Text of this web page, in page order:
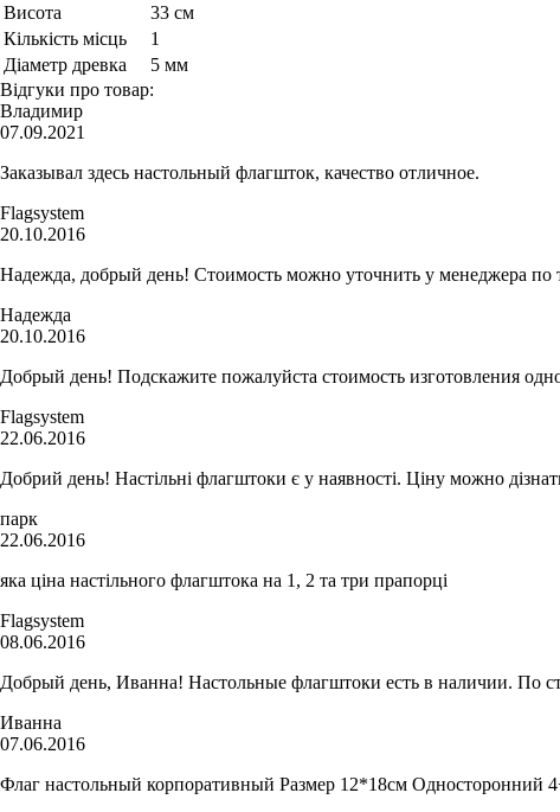
Висота
33 см
Кількість місць
1
Діаметр древка
5 мм
Відгуки про товар:
Владимир
07.09.2021
Заказывал здесь настольный флагшток, качество отличное.
Flagsystem
20.10.2016
Надежда, добрый день! Стоимость можно уточнить у менеджера по
Надежда
20.10.2016
Добрый день! Подскажите пожалуйста стоимость изготовления
Flagsystem
22.06.2016
Добрий день! Настільні флагштоки є у наявності. Ціну можно
парк
22.06.2016
яка ціна настільного флагштока на 1, 2 та три прапорці
Flagsystem
08.06.2016
Добрый день, Иванна! Настольные флагштоки есть в наличии. По
Иванна
07.06.2016
Флаг настольный корпоративный Размер 12*18см Односторонний